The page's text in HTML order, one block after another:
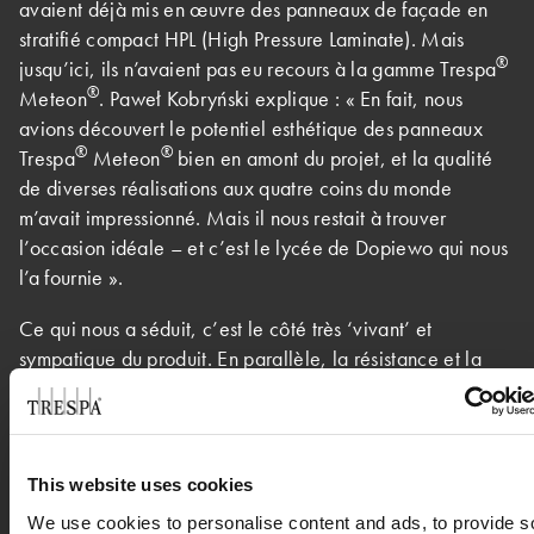
This website uses cookies
We use cookies to personalise content and ads, to provide
avaient déjà mis en œuvre des panneaux de façade en
stratifié compact HPL (High Pressure Laminate). Mais
jusqu’ici, ils n’avaient pas eu recours à la gamme Trespa®
Meteon®. Paweł Kobryński explique : « En fait, nous
avions découvert le potentiel esthétique des panneaux
Trespa® Meteon®bien en amont du projet, et la qualité
de diverses réalisations aux quatre coins du monde
m’avait impressionné. Mais il nous restait à trouver
l’occasion idéale – et c’est le lycée de Dopiewo qui nous
l’a fournie ».
Ce qui nous a séduit, c’est le côté très ‘vivant’ et
sympatique du produit. En parallèle, la résistance et la
durabilité des panneaux de revêtement était un argument
de poids ».
‘vivant’ et sympatique du produit. En parallèle, la